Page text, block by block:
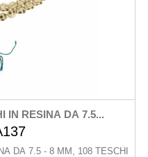
IN RESINA DA 7.5...
DA 7.5 - 8 MM, 108 TESCHI